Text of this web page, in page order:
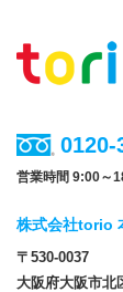
0120-
営業時間 9:00～
株式会社torio
〒530-0037
大阪府大阪市